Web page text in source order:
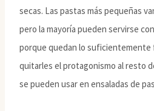
secas. Las pastas más pequeñas
pero la mayoría pueden servirse
porque quedan lo suficientemente
quitarles el protagonismo al resto
se pueden usar en ensaladas de